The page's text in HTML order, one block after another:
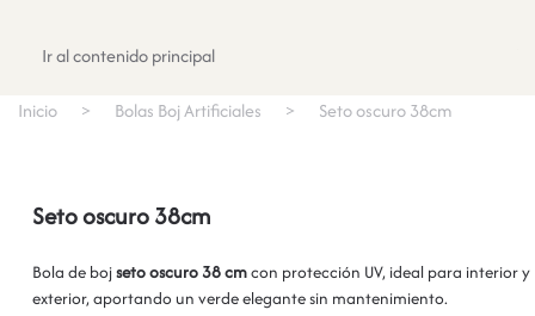
Ir al contenido principal
Inicio Bolas Boj Artificiales Seto oscuro 38cm
Seto oscuro 38cm
Bola de bojseto oscuro 38 cmcon protección UV, ideal para interior y
exterior, aportando un verde elegante sin mantenimiento.